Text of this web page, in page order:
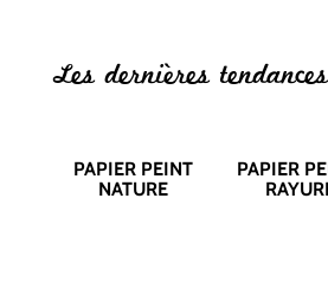
Les dernières
PAPIER PEINT
NATURE
PAPIER